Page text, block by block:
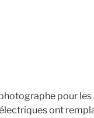
pour les
ont